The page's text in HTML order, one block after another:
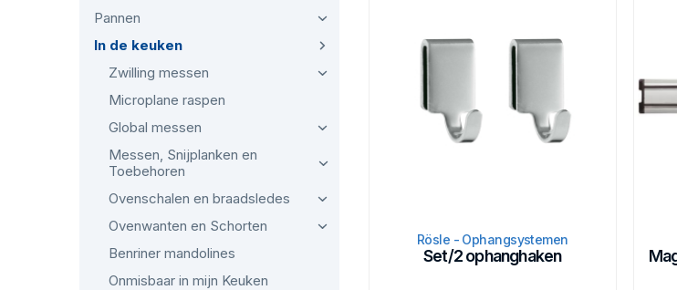
Pannen
In de keuken
Zwilling messen
Microplane raspen
Global messen
Messen, Snijplanken en
Toebehoren
Ovenschalen en braadsledes
Ovenwanten en Schorten
Benriner mandolines
Onmisbaar in mijn Keuken
Rösle - Ophangsystemen
Set/2 ophanghaken